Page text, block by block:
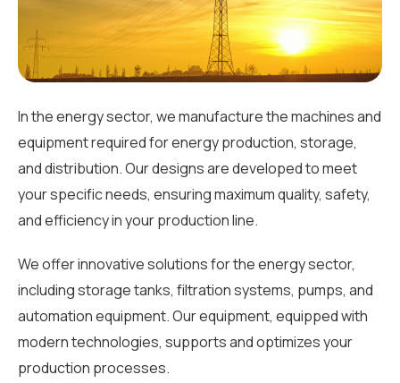
In the energy sector, we manufacture the machines and
equipment required for energy production, storage,
and distribution. Our designs are developed to meet
your specific needs, ensuring maximum quality, safety,
and efficiency in your production line.
We offer innovative solutions for the energy sector,
including storage tanks, filtration systems, pumps, and
automation equipment. Our equipment, equipped with
modern technologies, supports and optimizes your
production processes.